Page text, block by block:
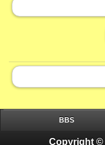
BBS
Copyright ©